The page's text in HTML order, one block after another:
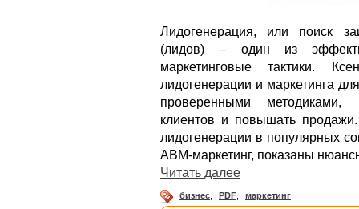
Лидогенерация, или поиск
(лидов) – один из
маркетинговые тактики.
лидогенерации и маркетинга
проверенными методиками,
клиентов и повышать
лидогенерации в популярных
ABM-маркетинг, показаны
Читать далее
бизнес PDF маркетинг